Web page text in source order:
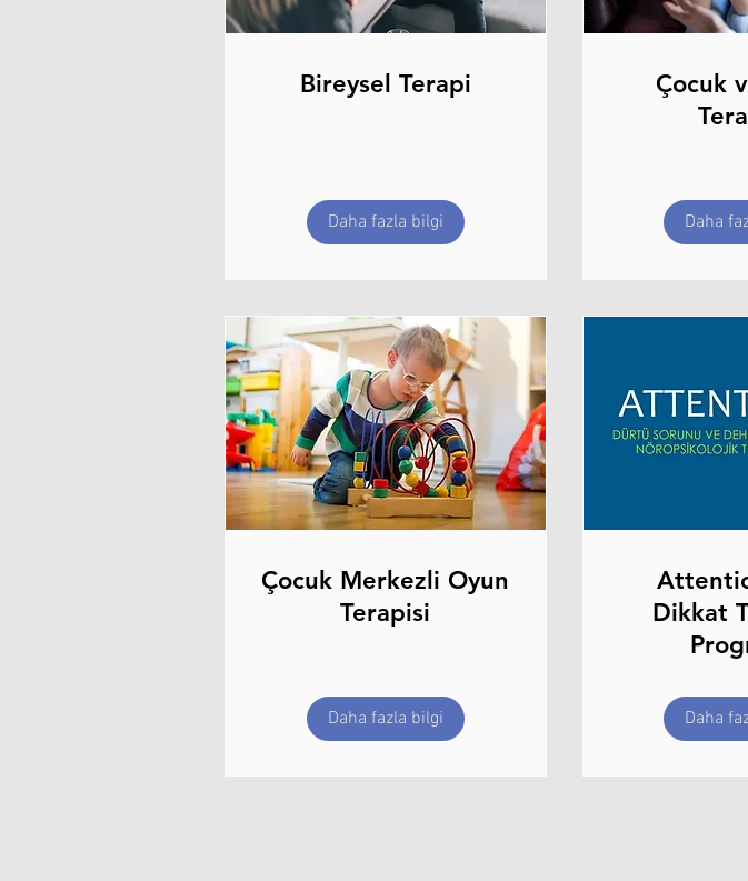
Bireysel Terapi
Daha fazla bilgi
Çocuk
Daha
Çocuk Merkezli Oyun
Terapisi
Daha fazla bilgi
Dikkat
Daha